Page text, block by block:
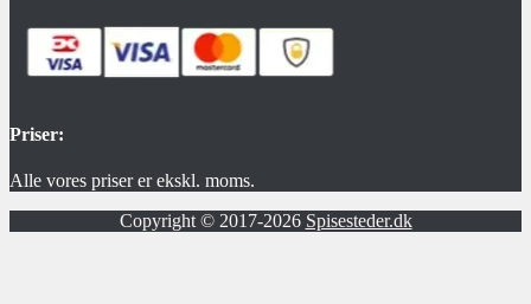
Priser:
Alle vores priser er ekskl. moms.
Copyright © 2017-2026 Spisesteder.dk